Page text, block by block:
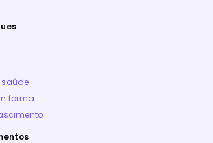
saúde
forma